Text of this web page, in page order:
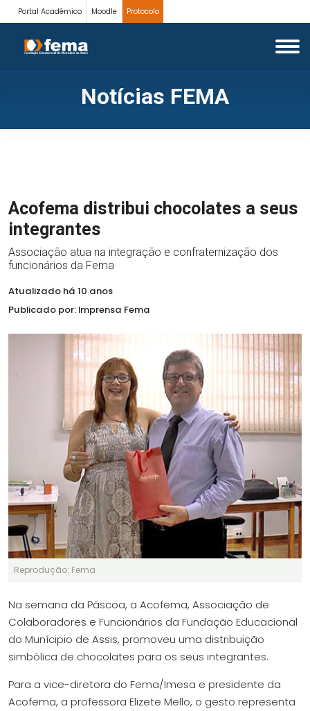
Portal Acadêmico Moodle Protocolo
Notícias FEMA
Acofema distribui chocolates a seus
integrantes
Associação atua na integração e confraternização dos
funcionários da Fema
Atualizado há 10 anos
Publicado por: Imprensa Fema
Reprodução: Fema
Na semana da Páscoa, a Acofema, Associação de
Colaboradores e Funcionários da Fundação Educacional
do Munícipio de Assis, promoveu uma distribuição
simbólica de chocolates para os seus integrantes.
Para a vice-diretora do Fema/Imesa e presidente da
Acofema, a professora Elizete Mello, o gesto representa